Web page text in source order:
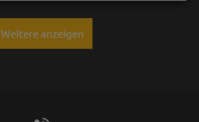
Weitere anzeigen